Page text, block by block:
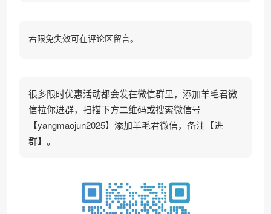
若限免失效可在评论区留言。
很多限时优惠活动都会发在微信群里，添加羊毛君微
信拉你进群，扫描下方二维码或搜索微信号
【yangmaojun2025】添加羊毛君微信，备注【进
群】。